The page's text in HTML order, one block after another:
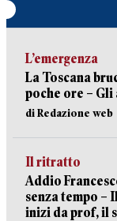
L’emergenza
La Toscana
poche ore –
di Redazione web
Il ritratto
Addio
senza tempo –
inizi da prof, il